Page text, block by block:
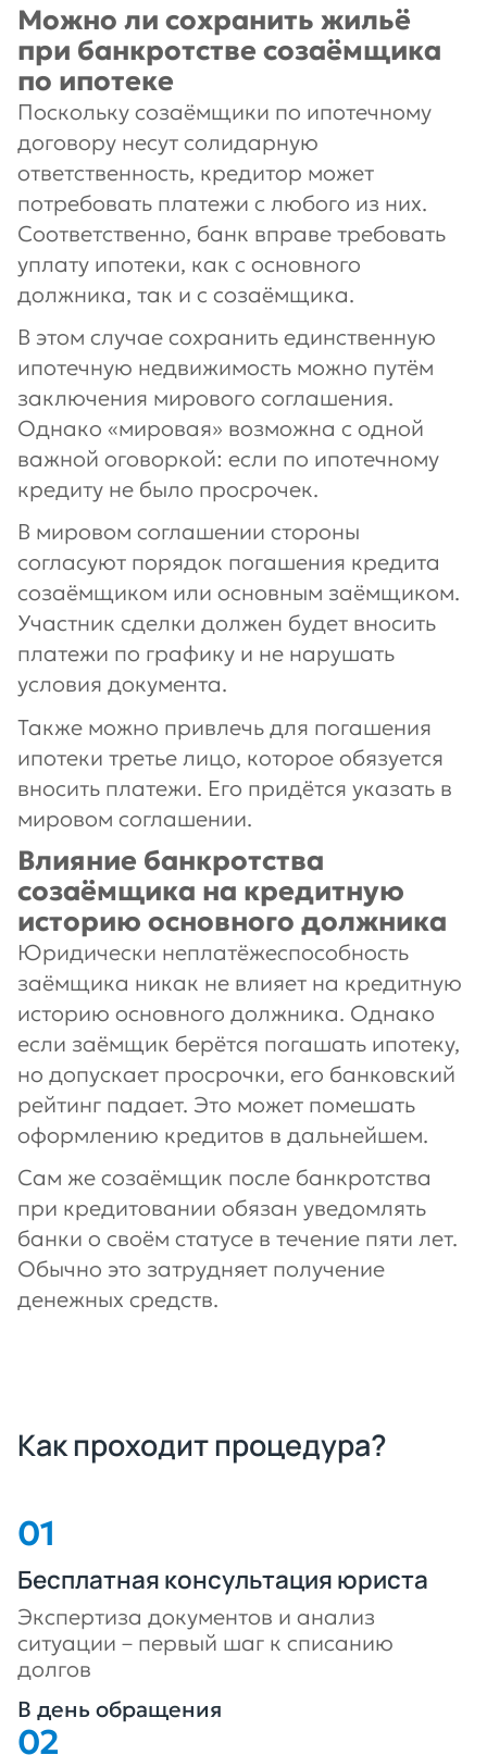
Можно ли сохранить жильё
при банкротстве созаёмщика
по ипотеке
Поскольку созаёмщики по ипотечному
договору несут солидарную
ответственность, кредитор может
потребовать платежи с любого из них.
Соответственно, банк вправе требовать
уплату ипотеки, как с основного
должника, так и с созаёмщика.
В этом случае сохранить единственную
ипотечную недвижимость можно путём
заключения мирового соглашения.
Однако «мировая» возможна с одной
важной оговоркой: если по ипотечному
кредиту не было просрочек.
В мировом соглашении стороны
согласуют порядок погашения кредита
созаёмщиком или основным заёмщиком.
Участник сделки должен будет вносить
платежи по графику и не нарушать
условия документа.
Также можно привлечь для погашения
ипотеки третье лицо, которое обязуется
вносить платежи. Его придётся указать в
мировом соглашении.
Влияние банкротства
созаёмщика на кредитную
историю основного должника
Юридически неплатёжеспособность
заёмщика никак не влияет на кредитную
историю основного должника. Однако
если заёмщик берётся погашать ипотеку,
но допускает просрочки, его банковский
рейтинг падает. Это может помешать
оформлению кредитов в дальнейшем.
Сам же созаёмщик после банкротства
при кредитовании обязан уведомлять
банки о своём статусе в течение пяти лет.
Обычно это затрудняет получение
денежных средств.
Как проходит процедура?
Бесплатная консультация юриста
Экспертиза документов и анализ
ситуации – первый шаг к списанию
долгов
В день обращения